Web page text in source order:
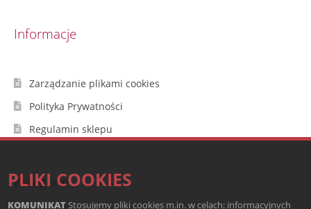
Informacje
Zarządzanie plikami cookies
Polityka Prywatności
Regulamin sklepu
Kategorie
PLIKI COOKIES
KOMUNIKATStosujemy pliki cookies m.in. w celach: informacyjnych